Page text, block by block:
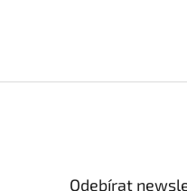
Odebírat